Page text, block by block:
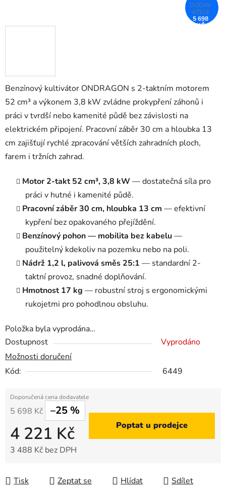
Benzínový kultivátor ONDRAGON s 2-taktním motorem
52 cm³ a výkonem 3,8 kW zvládne prokypření záhonů i
práci v tvrdší nebo kamenité půdě bez závislosti na
elektrickém připojení. Pracovní záběr 30 cm a hloubka 13
cm zajišťují rychlé zpracování větších zahradních ploch,
farem i tržních zahrad.
Motor 2-takt 52 cm³, 3,8 kW— dostatečná síla pro
práci v hutné i kamenité půdě.
Pracovní záběr 30 cm, hloubka 13 cm — efektivní
kypření bez opakovaného přejíždění.
Benzínový pohon — mobilita bez kabelu—
použitelný kdekoliv na pozemku nebo na poli.
Nádrž 1,2 l, palivová směs 25:1 — standardní 2-
taktní provoz, snadné doplňování.
Hmotnost 17 kg — robustní stroj s ergonomickými
rukojetmi pro pohodlnou obsluhu.
Položka byla vyprodána…
Dostupnost
Vyprodáno
Možnosti doručení
Kód:
6449
5 698 Kč –25 %
4 221 Kč
3 488 Kč bez DPH
Poptat u prodejce
Tisk Zeptat se Hlídat Sdílet
5 698
KČ